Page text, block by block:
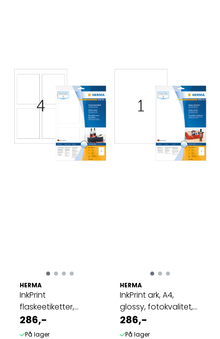
HERMA
InkPrint
flaskeetiketter,
glossy, 10 ark, 90x120
...
286,-
På lager
HERMA
InkPrint ark, A4,
glossy, fotokvalitet,
10 ark, ...
286,-
På lager